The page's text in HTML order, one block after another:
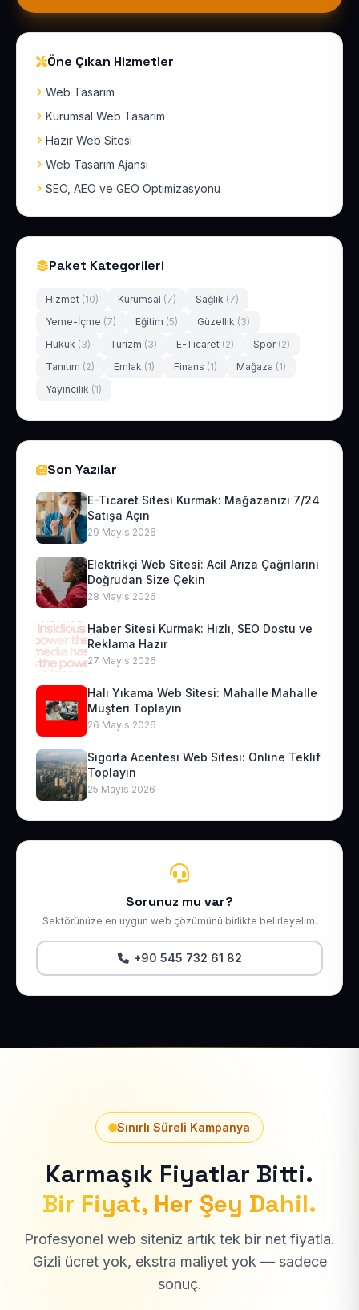
Öne Çıkan Hizmetler
Web Tasarım
Kurumsal Web Tasarım
Hazır Web Sitesi
Web Tasarım Ajansı
SEO, AEO ve GEO Optimizasyonu
Paket Kategorileri
Hizmet (10) Kurumsal (7) Sağlık (7)
Yeme-İçme (7) Eğitim (5) Güzellik (3)
Hukuk (3) Turizm (3) E-Ticaret (2) Spor (2)
Tanıtım (2) Emlak (1) Finans (1) Mağaza (1)
Yayıncılık (1)
Son Yazılar
E-Ticaret Sitesi Kurmak: Mağazanızı 7/24
Satışa Açın
29 Mayıs 2026
Elektrikçi Web Sitesi: Acil Arıza Çağrılarını
Doğrudan Size Çekin
28 Mayıs 2026
Haber Sitesi Kurmak: Hızlı, SEO Dostu ve
Reklama Hazır
27 Mayıs 2026
Halı Yıkama Web Sitesi: Mahalle Mahalle
Müşteri Toplayın
26 Mayıs 2026
Sigorta Acentesi Web Sitesi: Online Teklif
Toplayın
25 Mayıs 2026
Sorunuz mu var?
Sektörünüze en uygun web çözümünü birlikte belirleyelim.
+90 545 732 61 82
Sınırlı Süreli Kampanya
Karmaşık Fiyatlar Bitti.
Bir Fiyat, Her Şey Dahil.
Profesyonel web siteniz artık tek bir net fiyatla.
Gizli ücret yok, ekstra maliyet yok — sadece
sonuç.